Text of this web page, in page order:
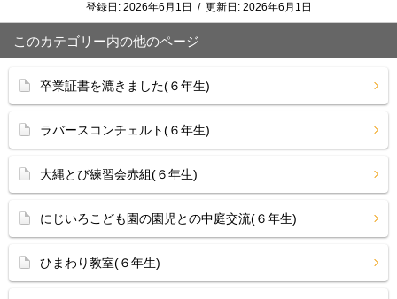
登録日: 2026年6月1日 / 更新日: 2026年6月1日
このカテゴリー内の他のページ
卒業証書を漉きました(６年生)
ラバースコンチェルト(６年生)
大縄とび練習会赤組(６年生)
にじいろこども園の園児との中庭交流(６年生)
ひまわり教室(６年生)